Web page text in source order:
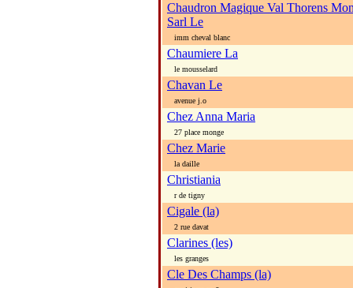
Chaudron Magique Val Thorens
Sarl Le
imm cheval blanc
Chaumiere La
le mousselard
Chavan Le
avenue j.o
Chez Anna Maria
27 place monge
Chez Marie
la daille
Christiania
r de tigny
Cigale (la)
2 rue davat
Clarines (les)
les granges
Cle Des Champs (la)